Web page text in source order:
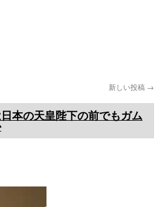
新しい投稿 →
本の天皇陛下の前でもガム